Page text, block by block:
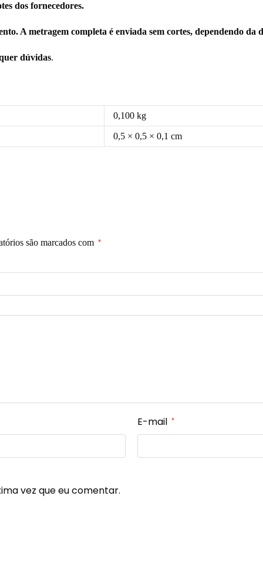
dos fornecedores.
A metragem completa é enviada sem cortes, dependendo da
dúvidas.
0,100 kg
0,5 × 0,5 × 0,1 cm
são marcados com *
E-mail *
vez que eu comentar.